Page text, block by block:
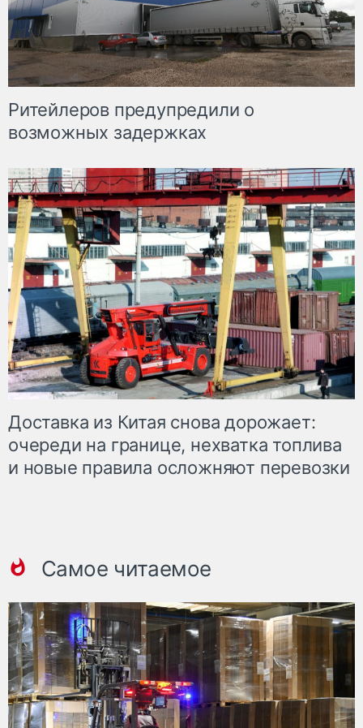
Ритейлеров предупредили о
возможных задержках
Доставка из Китая снова дорожает:
очереди на границе, нехватка топлива
и новые правила осложняют перевозки
Самое читаемое